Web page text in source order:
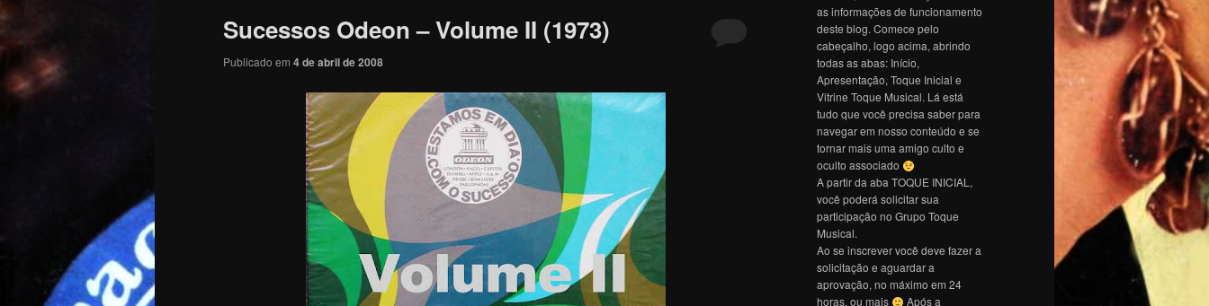
Sucessos Odeon – Volume II (1973)
Publicado em 4 de abril de 2008
as informações de funcionamento
deste blog. Comece pelo
cabeçalho, logo acima, abrindo
todas as abas: Início,
Apresentação, Toque Inicial e
Vitrine Toque Musical. Lá está
tudo que você precisa saber para
navegar em nosso conteúdo e se
tornar mais uma amigo culto e
oculto associado
A partir da aba TOQUE INICIAL,
você poderá solicitar sua
participação no Grupo Toque
Musical.
Ao se inscrever você deve fazer a
solicitação e aguardar a
aprovação, no máximo em 24
horas, ou mais
Após a